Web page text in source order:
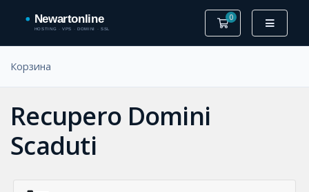
0
Корзина
Корзина
Recupero Domini
Scaduti